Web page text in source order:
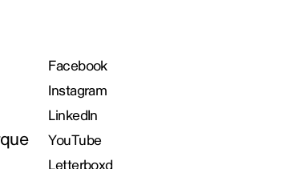
Facebook
Instagram
LinkedIn
YouTube
Letterboxd